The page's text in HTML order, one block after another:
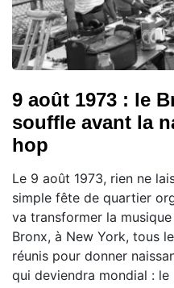
9 août 1973 : le
souffle avant la
hop
Le 9 août 1973, rien ne
simple fête de quartier
va transformer la
Bronx, à New York, tous
réunis pour donner
qui deviendra mondial : le